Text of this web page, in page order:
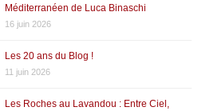
Méditerranéen de Luca Binaschi
16 juin 2026
Les 20 ans du Blog !
11 juin 2026
Les Roches au Lavandou : Entre Ciel,